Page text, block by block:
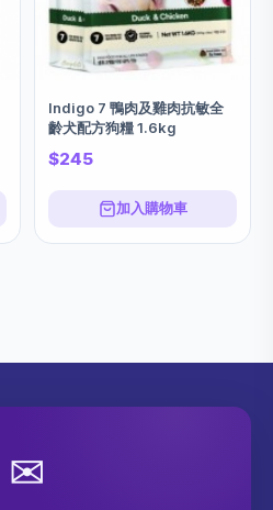
Indigo 7 鴨肉及雞肉抗敏全
齡犬配方狗糧 1.6kg
$245
加入購物車
✉